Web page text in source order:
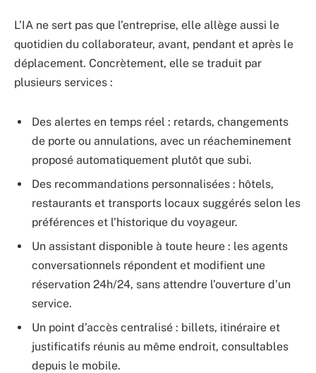
L’IA ne sert pas que l’entreprise, elle allège aussi le
quotidien du collaborateur, avant, pendant et après le
déplacement. Concrètement, elle se traduit par
plusieurs services :
Des alertes en temps réel : retards, changements
de porte ou annulations, avec un réacheminement
proposé automatiquement plutôt que subi.
Des recommandations personnalisées : hôtels,
restaurants et transports locaux suggérés selon les
préférences et l’historique du voyageur.
Un assistant disponible à toute heure : les agents
conversationnels répondent et modifient une
réservation 24h/24, sans attendre l’ouverture d’un
service.
Un point d’accès centralisé : billets, itinéraire et
justificatifs réunis au même endroit, consultables
depuis le mobile.